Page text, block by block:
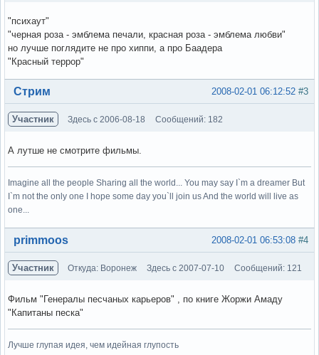
"психаут"
"черная роза - эмблема печали, красная роза - эмблема любви"
но лучше поглядите не про хиппи, а про Баадера
"Красный террор"
Вне форума #3
2008-02-01 06:12:52
Стрим
Участник Здесь с 2006-08-18 Сообщений: 182
А лутше не смотрите фильмы.
Imagine all the people Sharing all the world... You may say I`m a dreamer But
I`m not the only one I hope some day you`ll join us And the world will live as
one...
Вне форума #4
2008-02-01 06:53:08
primmoos
Участник Откуда: Воронеж Здесь с 2007-07-10 Сообщений: 121
Фильм "Генералы песчаных карьеров" , по книге Жоржи Амаду
"Капитаны песка"
Лучше глупая идея, чем идейная глупость